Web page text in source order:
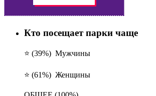
Кто посещает парки чаще
⭐ (39%) Мужчины
⭐ (61%) Женщины